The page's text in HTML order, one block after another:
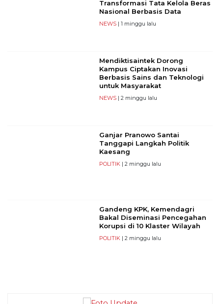
Transformasi Tata Kelola Beras
Nasional Berbasis Data
NEWS| 1 minggu lalu
Mendiktisaintek Dorong
Kampus Ciptakan Inovasi
Berbasis Sains dan Teknologi
untuk Masyarakat
NEWS| 2 minggu lalu
Ganjar Pranowo Santai
Tanggapi Langkah Politik
Kaesang
POLITIK| 2 minggu lalu
Gandeng KPK, Kemendagri
Bakal Diseminasi Pencegahan
Korupsi di 10 Klaster Wilayah
POLITIK| 2 minggu lalu